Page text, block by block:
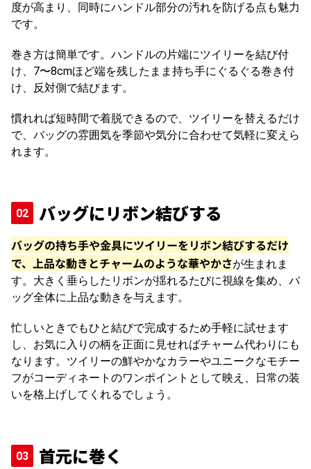
度が高まり、同時にハンドル部分の汚れを防げる点も魅力
です。
巻き方は簡単です。ハンドルの片端にツイリーを結び付
け、7〜8cmほど端を残したまま持ち手にぐるぐる巻き付
け、反対側で結びます。
慣れれば短時間で着脱できるので、ツイリーを替えるだけ
で、バッグの雰囲気を季節や気分に合わせて気軽に変えら
れます。
バッグにリボン結びする
バッグの持ち手や金具にツイリーをリボン結びするだけ
で、上品な動きとチャームのような華やかさが生まれま
す。 大きく垂らしたリボンが揺れるたびに視線を集め、バ
ッグ全体に上品な動きを与えます。
忙しいときでもひと結びで完成するため手軽に試せます
し、お気に入りの柄を正面に見せればチャーム代わりにも
なります。ツイリーの鮮やかなカラーやユニークなモチー
フがコーディネートのワンポイントとして映え、日常の装
いを格上げしてくれるでしょう。
首元に巻く